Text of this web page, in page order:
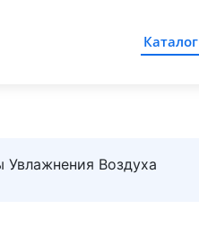
Каталог
Воздуха